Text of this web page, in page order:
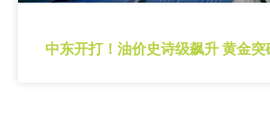
中东开打！油价史诗级飙升 黄金突